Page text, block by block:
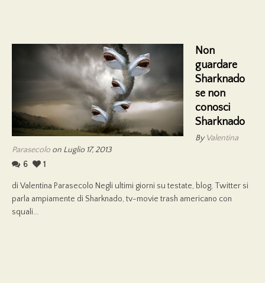
Non
guardare
Sharknado
se non
conosci
Sharknado
ByValentina
Parasecolo on Luglio 17, 2013
6
1
di Valentina Parasecolo Negli ultimi giorni su testate, blog, Twitter si
parla ampiamente di Sharknado, tv-movie trash americano con
squali...